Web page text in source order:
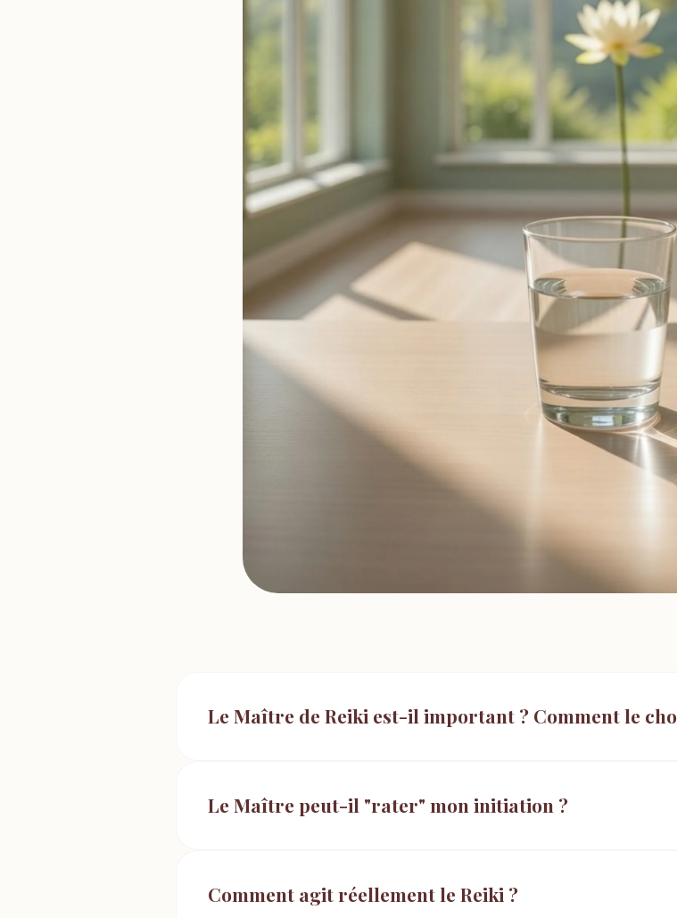
Le Maître de Reiki est-il important ? Comment le
Le Maître peut-il "rater" mon initiation ?
Comment agit réellement le Reiki ?